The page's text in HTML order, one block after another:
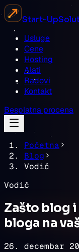
Start-Up
Usluge
Cene
Hosting
Alati
Radovi
Kontakt
Besplatna procena
Početna
Blog
Vodič
Vodič
Zašto blog
bloga na
26. decembar